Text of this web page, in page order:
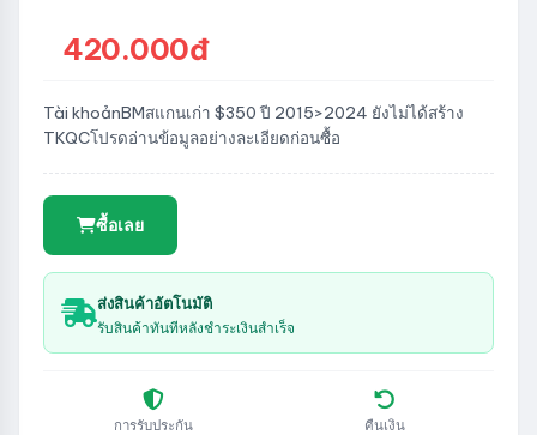
420.000đ
Tài khoảnBMสแกนเก่า $350 ปี 2015>2024 ยังไม่ได้สร้าง
TKQCโปรดอ่านข้อมูลอย่างละเอียดก่อนซื้อ
ซื้อเลย
ส่งสินค้าอัตโนมัติ
รับสินค้าทันทีหลังชำระเงินสำเร็จ
การรับประกัน คืนเงิน